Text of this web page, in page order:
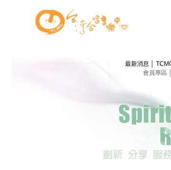
最新消息
會員專區